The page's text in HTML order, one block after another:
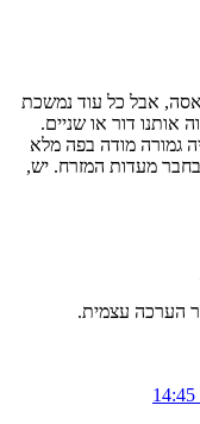
אבל כל עוד נמשכת
אותנו דור או שניים.
גמורה מודה בפה מלא
בחבר מעדות המזרח. יש,
הערכה עצמית.